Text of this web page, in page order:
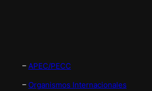
– APEC/PECC
– Organismos Internacionales